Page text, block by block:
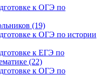
к ОГЭ по
(19)
к ОГЭ по истории
к ЕГЭ по
(22)
к ОГЭ по